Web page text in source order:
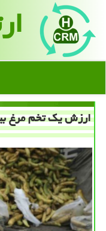
ارزش یك تخم مرغ